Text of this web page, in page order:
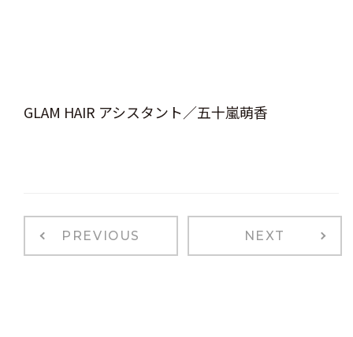
GLAM HAIR アシスタント／五十嵐萌香
PREVIOUS NEXT